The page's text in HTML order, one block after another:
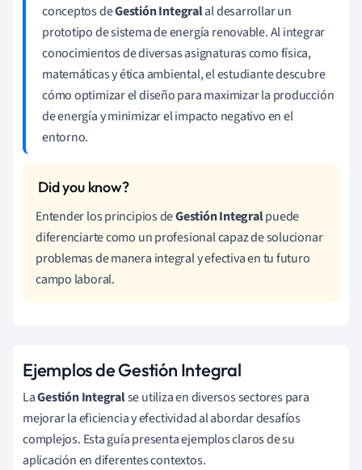
conceptos deGestión Integralal desarrollar un
prototipo de sistema de energía renovable. Al integrar
conocimientos de diversas asignaturas como física,
matemáticas y ética ambiental, el estudiante descubre
cómo optimizar el diseño para maximizar la producción
de energía y minimizar el impacto negativo en el
entorno.
Entender los principios deGestión Integralpuede
diferenciarte como un profesional capaz de solucionar
problemas de manera integral y efectiva en tu futuro
campo laboral.
Ejemplos de Gestión Integral
LaGestión Integralse utiliza en diversos sectores para
mejorar la eficiencia y efectividad al abordar desafíos
complejos. Esta guía presenta ejemplos claros de su
aplicación en diferentes contextos.